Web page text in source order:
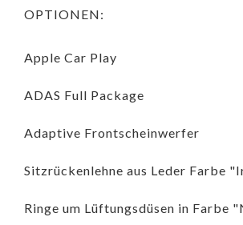
OPTIONEN:
Apple Car Play
ADAS Full Package
Adaptive Frontscheinwerfer
Sitzrückenlehne aus Leder Farbe
Ringe um Lüftungsdüsen in Farbe